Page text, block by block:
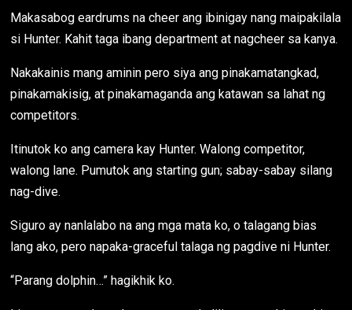
Makasabog eardrums na cheer ang ibinigay nang maipakilala
si Hunter. Kahit taga ibang department at nagcheer sa kanya.
Nakakainis mang aminin pero siya ang pinakamatangkad,
pinakamakisig, at pinakamaganda ang katawan sa lahat ng
competitors.
Itinutok ko ang camera kay Hunter. Walong competitor,
walong lane. Pumutok ang starting gun; sabay-sabay silang
nag-dive.
Siguro ay nanlalabo na ang mga mata ko, o talagang bias
lang ako, pero napaka-graceful talaga ng pagdive ni Hunter.
“Parang dolphin…” hagikhik ko.